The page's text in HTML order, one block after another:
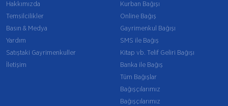
Hakkımızda
Temsilcilikler
Basın & Medya
Yardım
Satıştaki Gayrimenkuller
İletişim
Kurban Bağışı
Online Bağış
Gayrimenkul Bağışı
SMS ile Bağış
Kitap vb. Telif Geliri Bağışı
Banka ile Bağış
Tüm Bağışlar
Bağışçılarımız
Bağışçılarımız